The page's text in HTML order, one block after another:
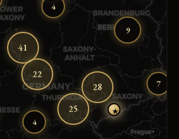
4
22
41
4
★
25
9
28 7